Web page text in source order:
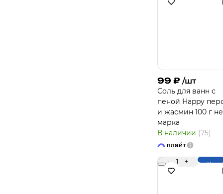
99 ₽ /шт
Соль для ванн с
пеной Happy
и жасмин 100 г не
марка
В наличии (75)
- 1 +